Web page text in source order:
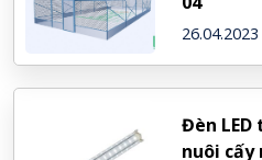
26.04.2023
Đèn
nuôi cấy